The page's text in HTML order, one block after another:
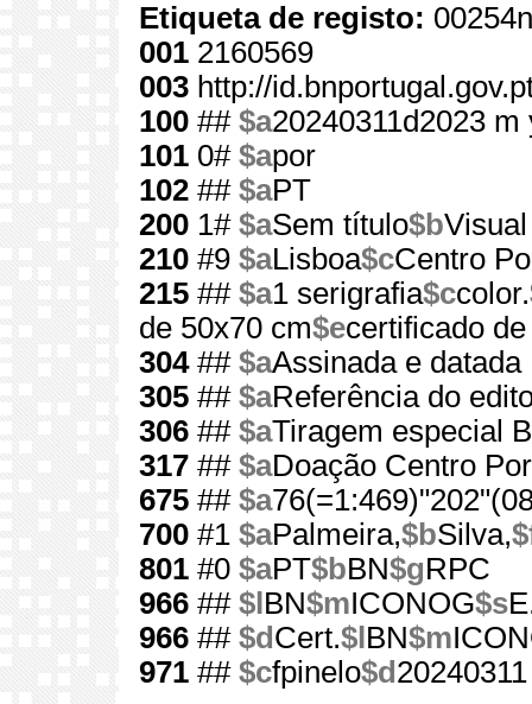
Etiqueta de registo:
001 2160569
003 http://
100 ## $a20240311d2023
101 0# $apor
102 ## $aPT
200 1# $aSem título$b
210 #9 $aLisboa$cCentro
215 ## $a1 serigrafia$ccolor.
de 50x70 cm$ecertificado
304## $aAssinada e datada
305 ## $aReferência do
306 ## $aTiragem especial
317 ## $aDoação Centro
675 ## $a
700 #1 $aPalmeira,$bSilva,
801 #0 $aPT$bBN$gRPC
966 ## $l BN$mICONOG$s
966 ## $d Cert.$l BN$m
971 ## $cfpinelo$d 20240311